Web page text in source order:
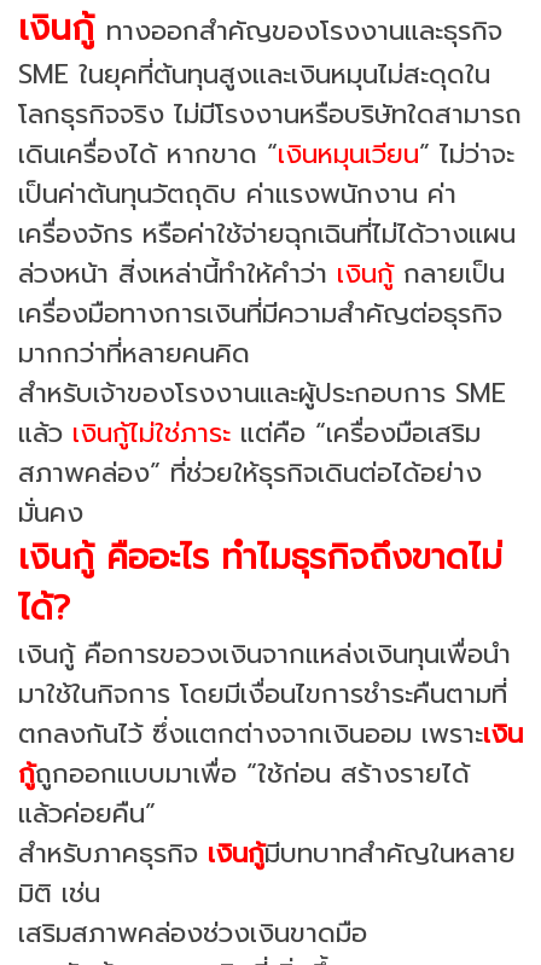
เงินกู้ ทางออกสำคัญของโรงงานและธุรกิจ
SME ในยุคที่ต้นทุนสูงและเงินหมุนไม่สะดุดใน
โลกธุรกิจจริง ไม่มีโรงงานหรือบริษัทใดสามารถ
เดินเครื่องได้ หากขาด “เงินหมุนเวียน” ไม่ว่าจะ
เป็นค่าต้นทุนวัตถุดิบ ค่าแรงพนักงาน ค่า
เครื่องจักร หรือค่าใช้จ่ายฉุกเฉินที่ไม่ได้วางแผน
ล่วงหน้า สิ่งเหล่านี้ทำให้คำว่า เงินกู้กลายเป็น
เครื่องมือทางการเงินที่มีความสำคัญต่อธุรกิจ
มากกว่าที่หลายคนคิด
สำหรับเจ้าของโรงงานและผู้ประกอบการ SME
แล้ว เงินกู้ไม่ใช่ภาระ แต่คือ “เครื่องมือเสริม
สภาพคล่อง” ที่ช่วยให้ธุรกิจเดินต่อได้อย่าง
มั่นคง
เงินกู้ คืออะไร ทำไมธุรกิจถึงขาดไม่
ได้?
เงินกู้ คือการขอวงเงินจากแหล่งเงินทุนเพื่อนำ
มาใช้ในกิจการ โดยมีเงื่อนไขการชำระคืนตามที่
ตกลงกันไว้ ซึ่งแตกต่างจากเงินออม เพราะเงิน
กู้ถูกออกแบบมาเพื่อ “ใช้ก่อน สร้างรายได้
แล้วค่อยคืน”
สำหรับภาคธุรกิจ เงินกู้มีบทบาทสำคัญในหลาย
มิติ เช่น
เสริมสภาพคล่องช่วงเงินขาดมือ